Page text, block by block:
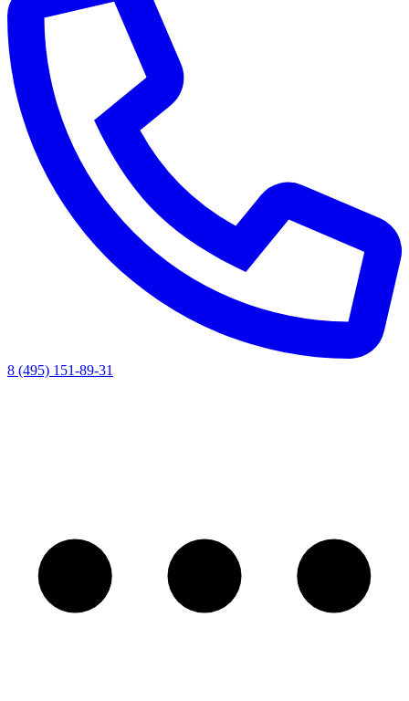
8 (495) 151-89-31